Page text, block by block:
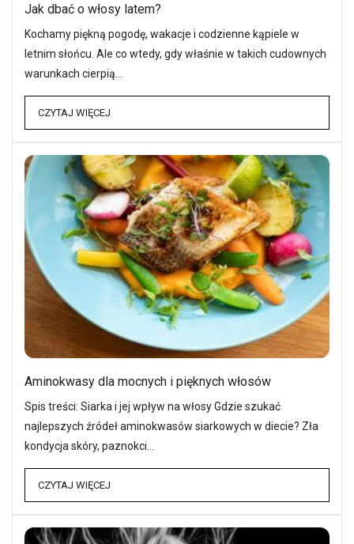
Jak dbać o włosy latem?
Kochamy piękną pogodę, wakacje i codzienne kąpiele w
letnim słońcu. Ale co wtedy, gdy właśnie w takich cudownych
warunkach cierpią…
CZYTAJ WIĘCEJ
Aminokwasy dla mocnych i pięknych włosów
Spis treści: Siarka i jej wpływ na włosy Gdzie szukać
najlepszych źródeł aminokwasów siarkowych w diecie? Zła
kondycja skóry, paznokci…
CZYTAJ WIĘCEJ